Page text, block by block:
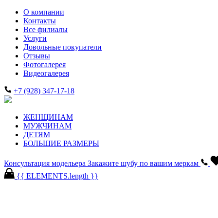
О компании
Контакты
Все филиалы
Услуги
Довольные покупатели
Отзывы
Фотогалерея
Видеогалерея
+7 (928) 347-17-18
ЖЕНЩИНАМ
МУЖЧИНАМ
ДЕТЯМ
БОЛЬШИЕ РАЗМЕРЫ
Консультация модельера Закажите шубу по вашим меркам
{{ ELEMENTS.length }}